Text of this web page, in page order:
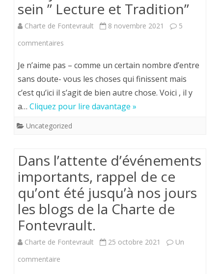
de
concrêtes?
sein ” Lecture et Tradition”
Charte de Fontevrault 8 novembre 2021
5
commentaires
“Lectures
Françaises”
accueille
en
sein
”
Lecture
et
Tradition”
Je n’aime pas – comme un certain nombre d’entre
sans doute- vous les choses qui finissent mais
c’est qu’ici il s’agit de bien autre chose. Voici , il y
a… Cliquez pour lire davantage »
Uncategorized
Dans l’attente d’événements
importants, rappel de ce
qu’ont été jusqu’à nos jours
les blogs de la Charte de
Fontevrault.
Charte de Fontevrault 25 octobre 2021
Un
commentaire